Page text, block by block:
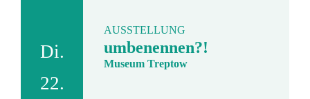
Di.
22.
AUSSTELLUNG
umbenennen?!
Museum Treptow